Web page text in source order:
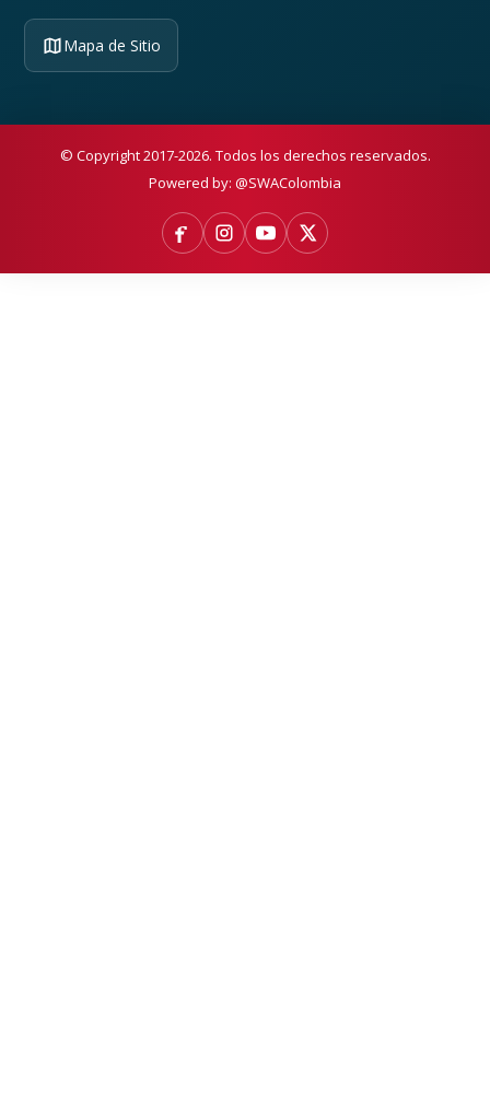
Mapa de Sitio
© Copyright 2017-2026. Todos los derechos reservados.
Powered by: @SWAColombia